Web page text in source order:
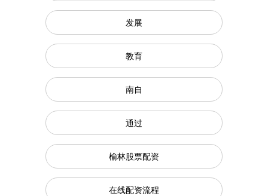
发展
教育
南自
通过
榆林股票配资
在线配资流程